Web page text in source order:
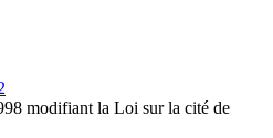
modifiant la Loi sur la cité de